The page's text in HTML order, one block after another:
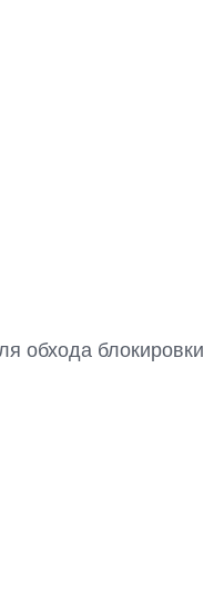
обхода блокировки